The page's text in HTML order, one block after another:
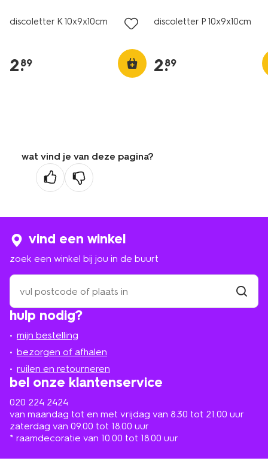
discoletter K 10x9x10cm
2.
89
discoletter P 10x9x10cm
2.
89
wat vind je van deze pagina?
hulp nodig?
mijn bestelling
bezorgen of afhalen
ruilen en retourneren
bel onze klantenservice
020 224 2424
van maandag tot en met vrijdag van 8.30 tot 21.00 uur
zaterdag van 09.00 tot 18.00 uur
* raamdecoratie van 10.00 tot 18.00 uur
vind een winkel
zoek een winkel bij jou in de buurt
zoek
een
winkel
bij
in
de
buurt